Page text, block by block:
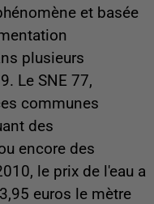
et basée
plusieurs
Le SNE 77,
communes
des
encore des
le prix de l'eau a
euros le mètre